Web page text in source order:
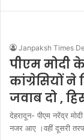
Janpaksh Times
पीएम मोदी
कांग्रेसियों ने
जवाब दो ,
देहरादून- पीएम नरेंद्र
नजर आए ।वहीं दूसरी